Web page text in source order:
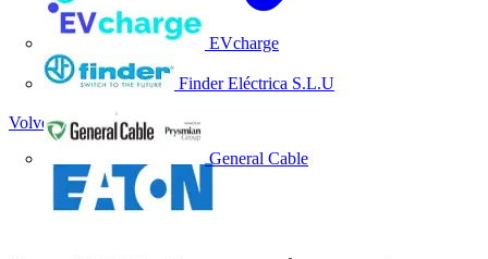
EVcharge
Finder Eléctrica S.L.U
General Cable
Volver a Noticias